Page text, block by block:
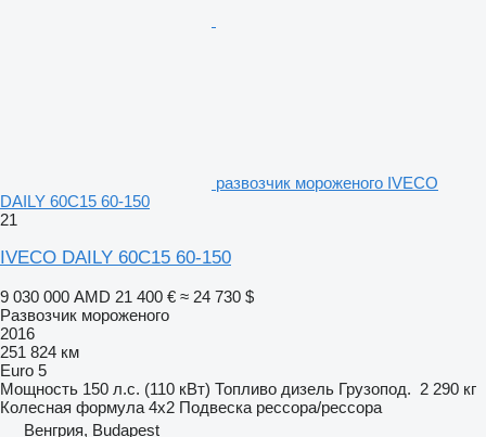
развозчик мороженого IVECO
DAILY 60C15 60-150
21
IVECO DAILY 60C15 60-150
9 030 000 AMD 21 400 € ≈ 24 730 $
Развозчик мороженого
2016
251 824 км
Euro 5
Мощность 150 л.с. (110 кВт) Топливо дизель Грузопод. 2 290 кг
Колесная формула 4x2 Подвеска рессора/рессора
Венгрия, Budapest